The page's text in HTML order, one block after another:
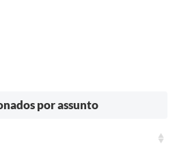
de Educação
por assunto